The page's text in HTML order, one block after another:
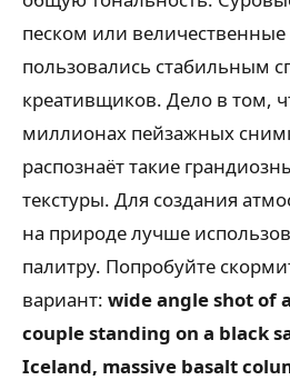
песком или величественные
пользовались стабильным
креативщиков. Дело в том,
миллионах пейзажных
распознаёт такие
текстуры. Для создания
на природе лучше
палитру. Попробуйте
вариант: wide angle shot of
couple standing on a black
Iceland, massive basalt